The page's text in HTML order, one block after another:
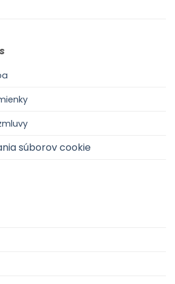
súborov cookie